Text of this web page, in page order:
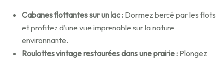
Cabanes flottantes sur un lac : Dormez bercé par les flots
et profitez d’une vue imprenable sur la nature
environnante.
Roulottes vintage restaurées dans une prairie : Plongez